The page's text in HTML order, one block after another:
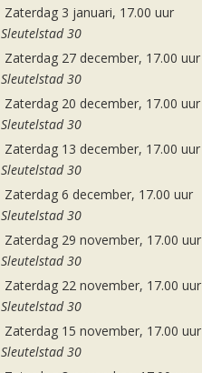
Zaterdag 3 januari, 17.00 uur
Sleutelstad 30
Zaterdag 27 december, 17.00 uur
Sleutelstad 30
Zaterdag 20 december, 17.00 uur
Sleutelstad 30
Zaterdag 13 december, 17.00 uur
Sleutelstad 30
Zaterdag 6 december, 17.00 uur
Sleutelstad 30
Zaterdag 29 november, 17.00 uur
Sleutelstad 30
Zaterdag 22 november, 17.00 uur
Sleutelstad 30
Zaterdag 15 november, 17.00 uur
Sleutelstad 30